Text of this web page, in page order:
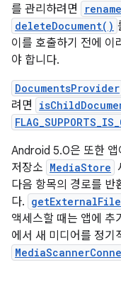
를 관리하려면
deleteDocument()
이를 호출하기 전에 이
야 합니다.
DocumentsProvider
려면
Android 5.0은 또한 앱
저장소 MediaStore
다음 항목의 경로를 반
다.
액세스할 때는 앱에 추
에서 새 미디어를 정기